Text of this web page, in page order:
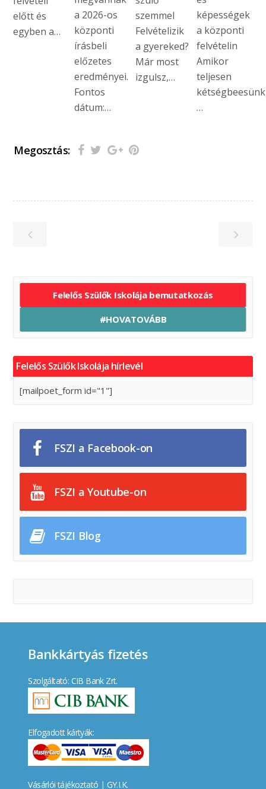
előtt és
egyben a…
a 2026-os
központi
írásbeli
előzetes
eredményei.
Fontos
dátum:…
szemmel
Felvételizik
a gyereked?
Már most
izgulsz,…
képességek
a központi
felvételin
Amikor
teljesen
…
Megosztás:
Felelős Szülők Iskolája bemutatkozás
#HOVATOVÁBB
Felelős Szülők Iskolája hírlevél
[mailpoet_form id="1"]
FSZI a Facebook-on
FSZI a Youtube-on
FSZI Blog
Bankkártyás fizetés
Szolgáltató: CIB Bank Zrt.
Elfogadott kártyák:
Vásárlói tájékoztató | GY.I.K.